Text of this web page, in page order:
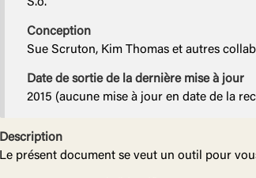
Conception
Sue Scruton, Kim Thomas et autres
Date de sortie de la dernière mise à jour
2015 (aucune mise à jour en date de la
Description
Le présent document se veut un outil pour